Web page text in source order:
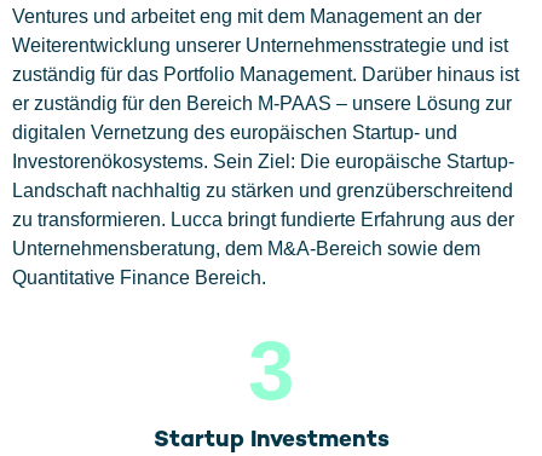
Ventures und arbeitet eng mit dem Management an der
Weiterentwicklung unserer Unternehmensstrategie und ist
zuständig für das Portfolio Management. Darüber hinaus ist
er zuständig für den Bereich M-PAAS – unsere Lösung zur
digitalen Vernetzung des europäischen Startup- und
Investorenökosystems. Sein Ziel: Die europäische Startup-
Landschaft nachhaltig zu stärken und grenzüberschreitend
zu transformieren. Lucca bringt fundierte Erfahrung aus der
Unternehmensberatung, dem M&A-Bereich sowie dem
Quantitative Finance Bereich.
Startup Investments
3